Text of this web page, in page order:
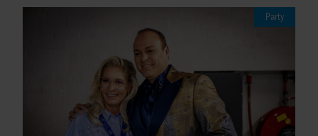
Party